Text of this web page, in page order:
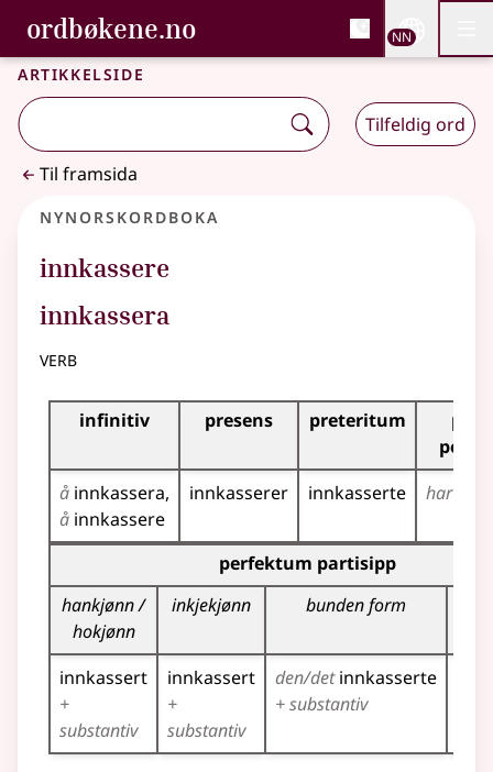
Gå til hovudinnhald
Tilgjenge
ordbøkene.no, Bokmålsordboka og
Bokmålsordboka og Nynorskordboka
NN
Artikkelside
Tilfeldig ord
Til framsida
Nynorskordboka
innkassere
innkassera
verb
Bøyningstabell for dette verbet
infinitiv presens preteritum
å innkassera
å innkassere
innkasserer innkasserte har
Bøyningstabell for dette verbet (partisippformer)
perfektum partisipp
hankjønn /
hokjønn
inkjekjønn bunden form
innkassert
+
substantiv
innkassert
+
substantiv
den/detinnkasserte
+ substantiv